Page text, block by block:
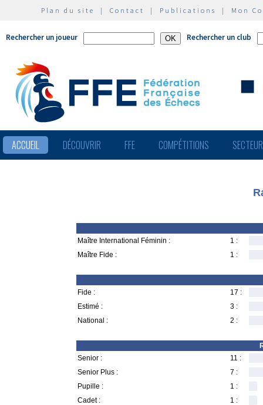
Plan du site | Contact | Publications | Mon
Rechercher un joueur Rechercher un club
ACCUEIL DÉCOUVRIR FFE COMPÉTITIONS
Maître International Féminin :
1 :
Maître Fide :
1 :
Fide :
17 :
Estimé :
3 :
National :
2 :
Senior :
11 :
Senior Plus :
7 :
Pupille :
1 :
Cadet :
1 :